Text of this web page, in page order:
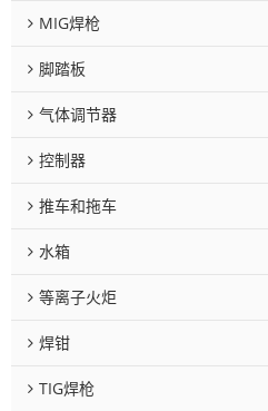
MIG焊枪
脚踏板
气体调节器
控制器
推车和拖车
水箱
等离子火炬
焊钳
TIG焊枪